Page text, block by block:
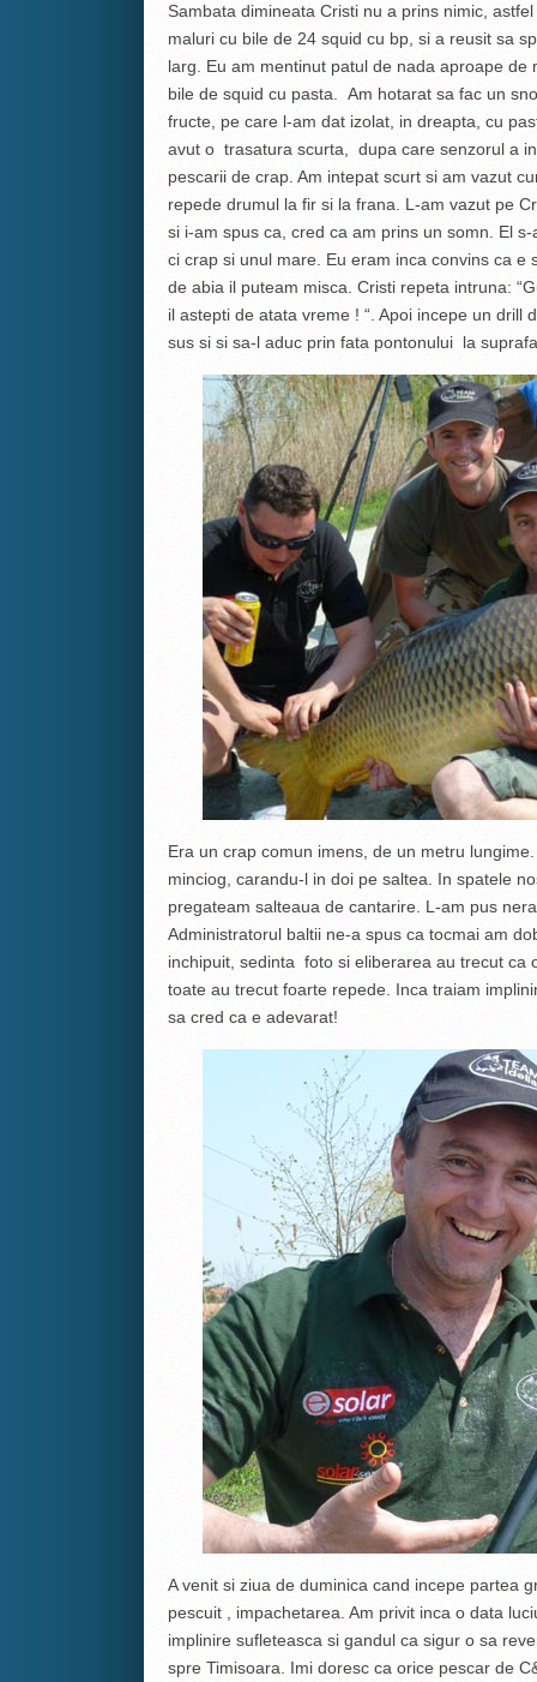
Sambata dimineata Cristi nu a prins nimic,
maluri cu bile de 24 squid cu bp, si a reusit sa
larg. Eu am mentinut patul de nada aproape
bile de squid cu pasta. Am hotarat sa fac un
fructe, pe care l-am dat izolat, in dreapta, cu
avut o trasatura scurta, dupa care senzorul a
pescarii de crap. Am intepat scurt si am vazut
repede drumul la fir si la frana. L-am vazut pe
si i-am spus ca, cred ca am prins un somn. El
ci crap si unul mare. Eu eram inca convins ca
de abia il puteam misca. Cristi repeta intruna:
il astepti de atata vreme ! “. Apoi incepe un
sus si si sa-l aduc prin fata pontonului la
Era un crap comun imens, de un metru
minciog, carandu-l in doi pe saltea. In spatele
pregateam salteaua de cantarire. L-am pus
Administratorul baltii ne-a spus ca tocmai am
inchipuit, sedinta foto si eliberarea au trecut ca
toate au trecut foarte repede. Inca traiam
sa cred ca e adevarat!
A venit si ziua de duminica cand incepe partea
pescuit , impachetarea. Am privit inca o data
implinire sufleteasca si gandul ca sigur o sa
spre Timisoara. Imi doresc ca orice pescar de